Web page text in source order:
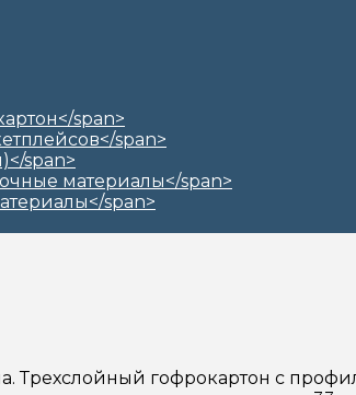
Трехслойный гофрокартон с